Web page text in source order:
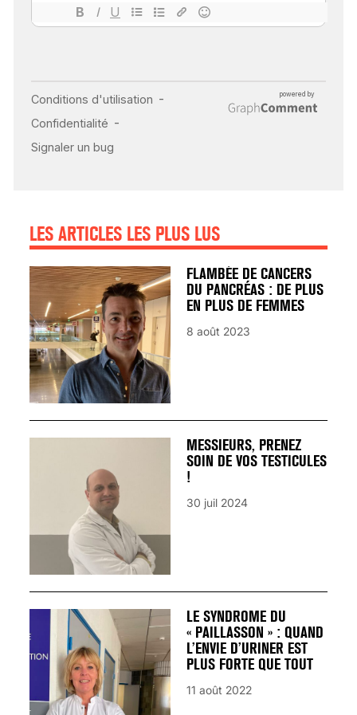
LES ARTICLES LES PLUS LUS
18 juil 2022
INSUFFISANCE
CARDIAQUE : LES
FLAMBÉE DE CANCERS
DU PANCRÉAS : DE PLUS
EN PLUS DE FEMMES
8 août 2023
MESSIEURS, PRENEZ
SOIN DE VOS TESTICULES
!
30 juil 2024
LE SYNDROME DU
« PAILLASSON » : QUAND
L’ENVIE D’URINER EST
PLUS FORTE QUE TOUT
11 août 2022